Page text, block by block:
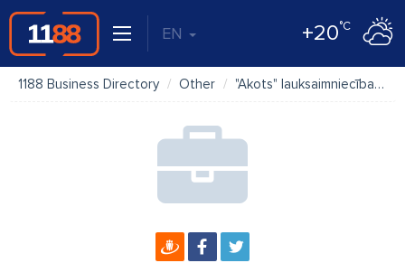
EN +20°C
1188 Business Directory Other "Akots" lauksaimniecības pakalpojumu koop. sabiedrība